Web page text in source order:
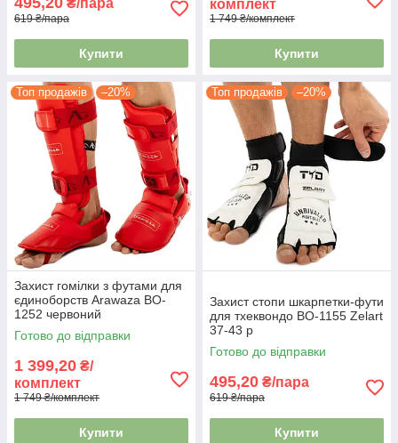
619 ₴/пара
Купити
комплект
1 749 ₴/комплект
Купити
Топ продажів –20%
Захист гомілки з футами для
єдиноборств Arawaza BO-
1252 червоний
Готово до відправки
1 399,20 ₴/
комплект
1 749 ₴/комплект
Купити
Топ продажів –20%
Захист стопи шкарпетки-фути
для тхеквондо BO-1155 Zelart
37-43 р
Готово до відправки
495,20 ₴/пара
619 ₴/пара
Купити